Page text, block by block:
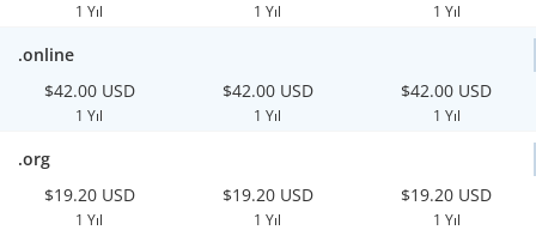
1 Yıl 1 Yıl 1 Yıl
.online
$42.00 USD
1 Yıl
$42.00 USD
1 Yıl
$42.00 USD
1 Yıl
.org
$19.20 USD
1 Yıl
$19.20 USD
1 Yıl
$19.20 USD
1 Yıl